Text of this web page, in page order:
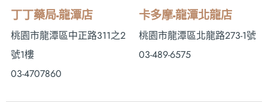
丁丁藥局-龍潭店
桃園市龍潭區中正路311之2
號1樓
03-4707860
卡多摩-龍潭北龍店
桃園市龍潭區北龍路273-1號
03-489-6575